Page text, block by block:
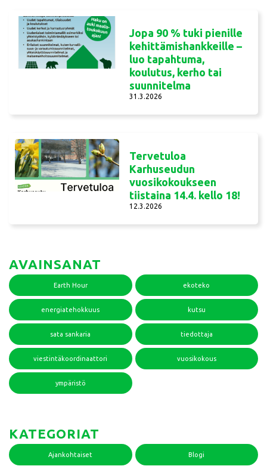
Jopa 90 % tuki pienille
kehittämishankkeille –
luo tapahtuma,
koulutus, kerho tai
suunnitelma
31.3.2026
Tervetuloa
Karhuseudun
vuosikokoukseen
tiistaina 14.4. kello 18!
12.3.2026
AVAINSANAT
Earth Hour ekoteko
energiatehokkuus kutsu
sata sankaria tiedottaja
viestintäkoordinaattori vuosikokous
ympäristö
KATEGORIAT
Ajankohtaiset Blogi